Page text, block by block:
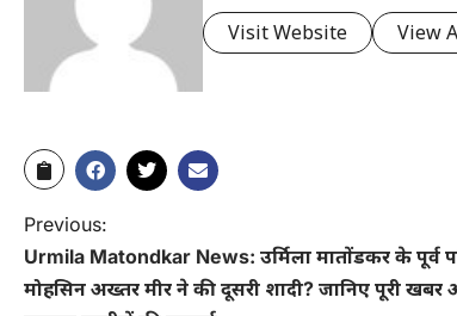
Visit Website View
Previous:
Urmila Matondkar News: उर्मिला मातोंडकर के पूर्व
मोहसिन अख्तर मीर ने की दूसरी शादी? जानिए पूरी खबर